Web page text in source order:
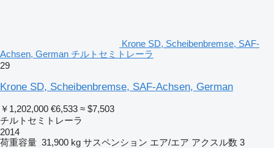
Krone SD, Scheibenbremse, SAF-
Achsen, German チルトセミトレーラ
29
Krone SD, Scheibenbremse, SAF-Achsen, German
￥1,202,000 €6,533 ≈ $7,503
チルトセミトレーラ
2014
荷重容量 31,900 kg サスペンション エア/エア アクスル数 3